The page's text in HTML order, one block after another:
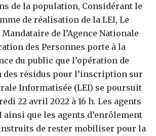
de la population, Considérant le
de réalisation de la LEI, Le
de l’Agence Nationale
des Personnes porte à la
du public que l’opération de
résidus pour l’inscription sur
Informatisée (LEI) se poursuit
22 avril 2022 à 16 h. Les agents
ainsi que les agents d’enrôlement
instruits de rester mobiliser pour la